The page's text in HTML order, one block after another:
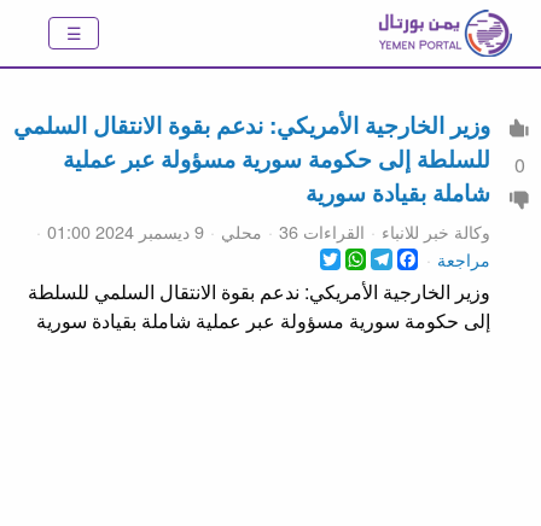
0
وزير الخارجية الأمريكي: ندعم بقوة الانتقال السلمي
للسلطة إلى حكومة سورية مسؤولة عبر عملية
شاملة بقيادة سورية
وكالة خبر للانباء القراءات 36 محلي
9 ديسمبر 2024 01:00
مراجعة
Twitter
WhatsApp
Telegram
Facebook
وزير الخارجية الأمريكي: ندعم بقوة الانتقال السلمي للسلطة
إلى حكومة سورية مسؤولة عبر عملية شاملة بقيادة سورية